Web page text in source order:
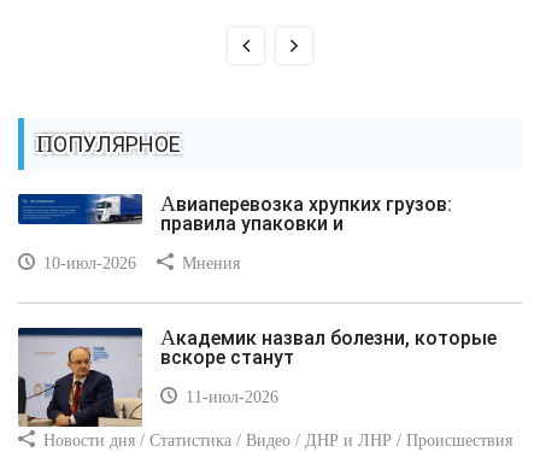
ПОПУЛЯРНОЕ
Авиаперевозка хрупких грузов:
правила упаковки и
10-июл-2026 Мнения
Академик назвал болезни, которые
вскоре станут
11-июл-2026
Новости дня / Статистика / Видео / ДНР и ЛНР / Происшествия